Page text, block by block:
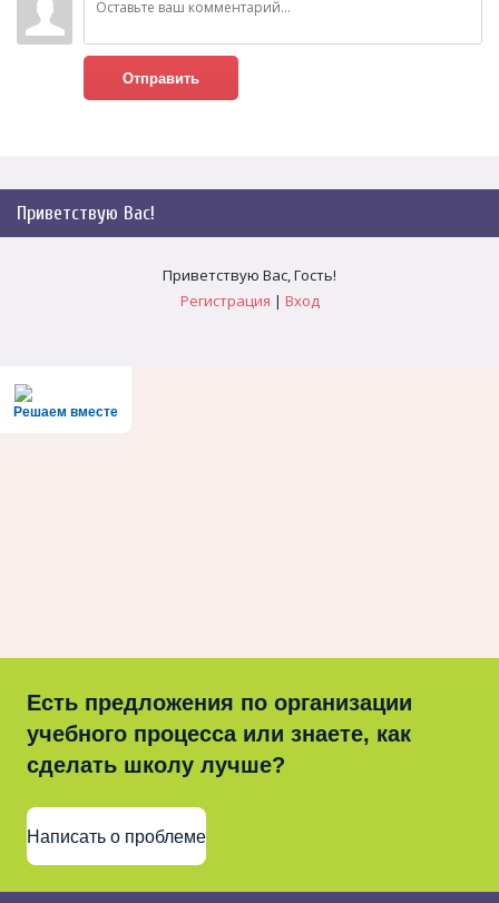
Отправить
Приветствую Вас!
Приветствую Вас,Гость!
Регистрация | Вход
Решаем вместе
Есть предложения по организации
учебного процесса или знаете, как
сделать школу лучше?
Написать о проблеме